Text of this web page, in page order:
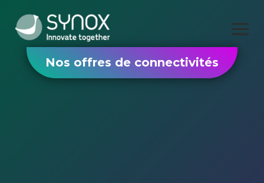
Nos offres de connectivités